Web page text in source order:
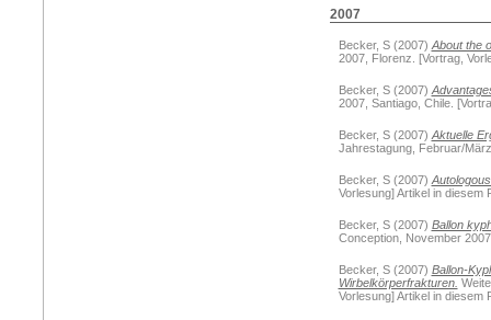
2007
Becker, S(2007) About the
2007, Florenz. [Vortrag,
Becker, S(2007)
2007, Santiago, Chile.
Becker, S(2007) Aktuelle
Jahrestagung, Februar/
Becker, S(2007)
Vorlesung] Artikel in diesem
Becker, S(2007) Ballon
Conception, November
Becker, S(2007) Ballon-
Wirbelkörperfrakturen.
Vorlesung] Artikel in diesem